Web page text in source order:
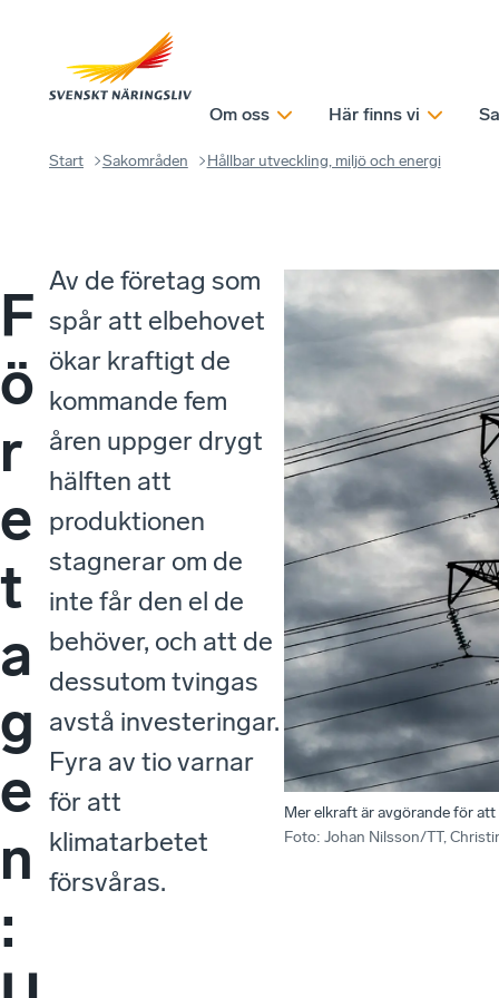
Om oss Här finns vi
Start Sakområden Hållbar utveckling, miljö och energi
F
ö
r
e
t
a
g
e
n
:
Av de företag som
spår att elbehovet
ökar kraftigt de
kommande fem
åren uppger drygt
hälften att
produktionen
stagnerar om de
inte får den el de
behöver, och att de
dessutom tvingas
avstå investeringar.
Fyra av tio varnar
för att
klimatarbetet
försvåras.
Mer elkraft är avgörande för
Foto: Johan Nilsson/TT,